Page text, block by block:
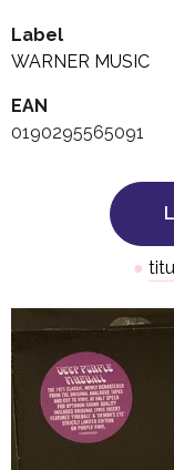
-
Side B:
6. Fools 8:20
7. No One Came
Label
WARNER MUSIC
EAN
0190295565091
●